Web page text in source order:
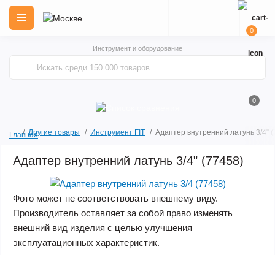
Инструмент и оборудование
0
0
ГлавнаяДругие товары Инструмент FIT Адаптер внутренний латунь 3/4"
Адаптер внутренний латунь 3/4" (77458)
Фото может не соответствовать внешнему виду.
Производитель оставляет за собой право изменять
внешний вид изделия с целью улучшения
эксплуатационных характеристик.